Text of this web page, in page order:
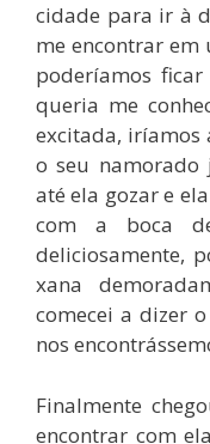
cidade para ir à
me encontrar em
poderíamos
queria me
excitada, iríamos
o seu namorado
até ela gozar e
com a boca
deliciosamente,
xana
comecei a dizer
nos
Finalmente
encontrar com